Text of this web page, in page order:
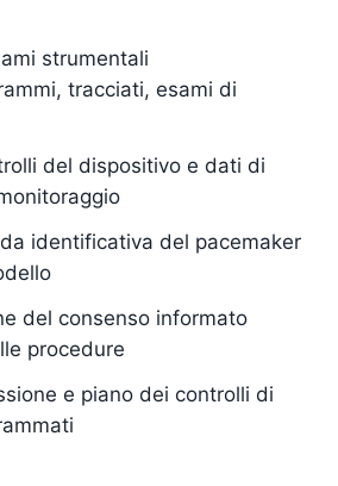
strumentali
tracciati, esami di
del dispositivo e dati di
identificativa del pacemaker
del consenso informato
procedure
e piano dei controlli di